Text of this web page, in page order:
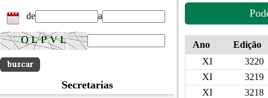
de a
Secretarias
Ano
Edição
XI
3220
XI
3219
XI
3218